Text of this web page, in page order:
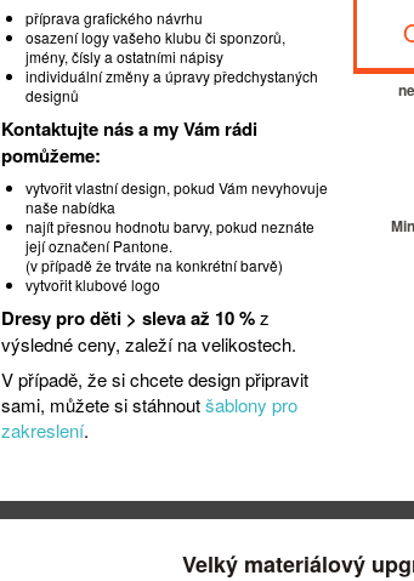
příprava grafického návrhu
osazení logy vašeho klubu či sponzorů,
jmény, čísly a ostatními nápisy
individuální změny a úpravy předchystaných
designů
Kontaktujte nás a my Vám rádi
pomůžeme:
vytvořit vlastní design, pokud Vám nevyhovuje
naše nabídka
najít přesnou hodnotu barvy, pokud neznáte
její označení Pantone.
(v případě že trváte na konkrétní barvě)
vytvořit klubové logo
Dresy pro děti > sleva až 10 %z
výsledné ceny, zaleží na velikostech.
V případě, že si chcete design připravit
sami, můžete si stáhnoutšablony pro
zakreslení.
Velký materiálový